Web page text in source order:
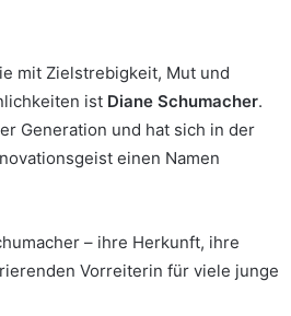
mit Zielstrebigkeit, Mut und
ist Diane Schumacher.
Generation und hat sich in der
einen Namen
– ihre Herkunft, ihre
Vorreiterin für viele junge